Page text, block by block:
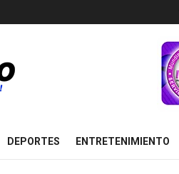
DEPORTES ENTRETENIMIENTO